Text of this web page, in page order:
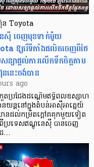
Toyota
ស៊ី ចេញមុខទាក់ម៉ូយ
ឱ្យរើទីតាំងផលិតចេញពីថៃ
យាផ្តល់ការលើកទឹកចិត្តតាម
នេះចង់បាន
ago
កួតប្រជែងដណ្តើមឥទ្ធិពលឧស្សាហ
នយន្តនៅក្នុងតំបន់អាស៊ីអាគ្នេយ៍
នដល់កម្រិតក្ដៅគគុកមួយទៀត
ពីប្រទេសឥណ្ឌូនេស៊ី បានចេញ
…